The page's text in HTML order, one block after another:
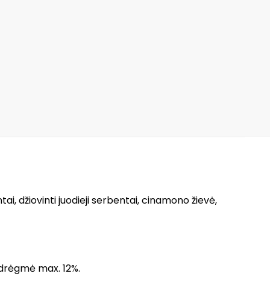
džiovinti juodieji serbentai, cinamono žievė,
max. 12%.